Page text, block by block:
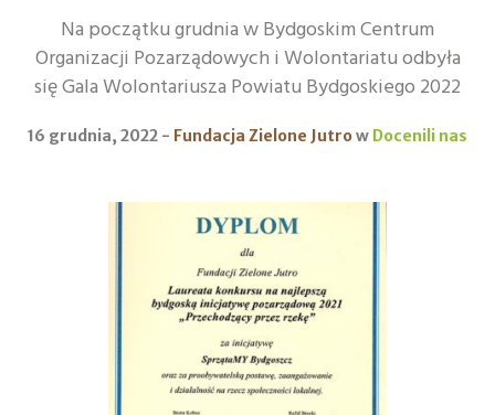
Na początku grudnia w Bydgoskim Centrum
Organizacji Pozarządowych i Wolontariatu odbyła
się Gala Wolontariusza Powiatu Bydgoskiego 2022
16 grudnia, 2022 Fundacja Zielone Jutrow Docenili nas